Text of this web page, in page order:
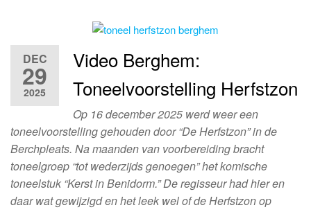
DEC
29
2025
Video Berghem:
Toneelvoorstelling Herfstzon
Op 16 december 2025 werd weer een
toneelvoorstelling gehouden door “De Herfstzon” in de
Berchpleats. Na maanden van voorbereiding bracht
toneelgroep “tot wederzijds genoegen” het komische
toneelstuk “Kerst in Benidorm.” De regisseur had hier en
daar wat gewijzigd en het leek wel of de Herfstzon op